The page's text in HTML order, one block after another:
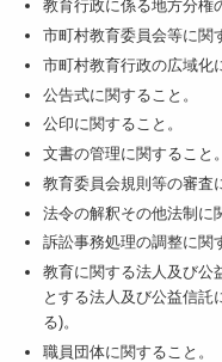
教育行政に係る地方分権
市町村教育委員会等に関
市町村教育行政の広域化
公告式に関すること。
公印に関すること。
文書の管理に関すること。
教育委員会規則等の審査
法令の解釈その他法制に
訴訟事務処理の調整に関
教育に関する法人及び公
とする法人及び公益信託
る)。
職員団体に関すること。